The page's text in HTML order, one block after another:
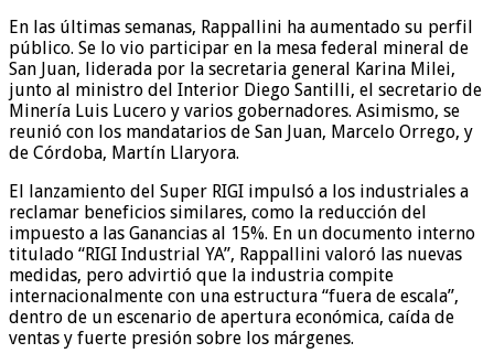
En las últimas semanas, Rappallini ha aumentado su perfil
público. Se lo vio participar en la mesa federal mineral de
San Juan, liderada por la secretaria general Karina Milei,
junto al ministro del Interior Diego Santilli, el secretario de
Minería Luis Lucero y varios gobernadores. Asimismo, se
reunió con los mandatarios de San Juan, Marcelo Orrego, y
de Córdoba, Martín Llaryora.
El lanzamiento del Super RIGI impulsó a los industriales a
reclamar beneficios similares, como la reducción del
impuesto a las Ganancias al 15%. En un documento interno
titulado “RIGI Industrial YA”, Rappallini valoró las nuevas
medidas, pero advirtió que la industria compite
internacionalmente con una estructura “fuera de escala”,
dentro de un escenario de apertura económica, caída de
ventas y fuerte presión sobre los márgenes.